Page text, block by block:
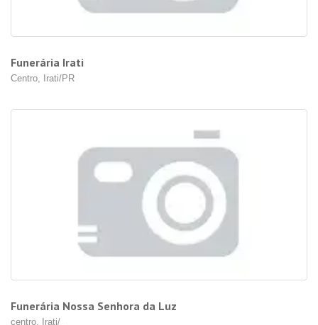
Funerária Irati
Centro, Irati/PR
Funerária Nossa Senhora da Luz
centro, Irati/_